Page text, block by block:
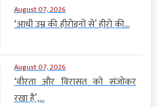
August 07, 2026
‘आधी उम्र की हीरोइनों से’ हीरो की...
August 07, 2026
‘वीरता और विरासत को संजोकर
रखा है’,...